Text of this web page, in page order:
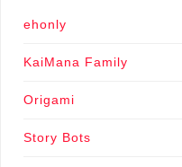
ehonly
KaiMana Family
Origami
Story Bots